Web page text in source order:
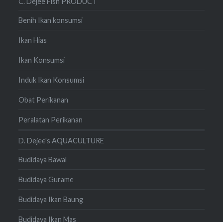
Benih Ikan konsumsi
Ikan Hias
Ikan Konsumsi
Induk Ikan Konsumsi
Obat Perikanan
Peralatan Perikanan
D. Dejee's AQUACULTURE
Budidaya Bawal
Budidaya Gurame
Budidaya Ikan Baung
Budidaya Ikan Mas